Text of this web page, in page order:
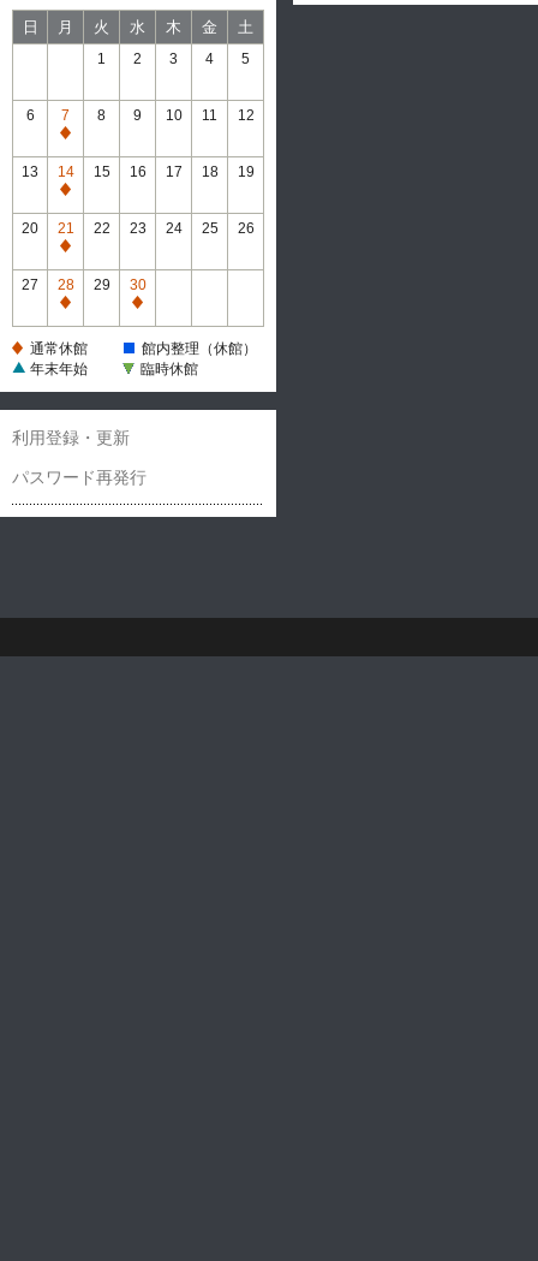
館
日 月 火 水 木 金 土
1 2 3 4 5
6
7
通
常
休
館
8 9 10 11 12
13
14
通
常
休
館
15 16 17 18 19
20
21
通
常
休
館
22 23 24 25 26
27
28
通
休
29
30
通
休
通常休館
館内整理（休館）
年末年始
臨時休館
利用登録・更新
パスワード再発行